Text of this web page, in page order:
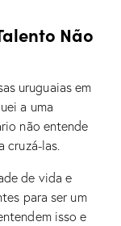
Não
uruguaias em
a uma
não entende
cruzá-las.
de vida e
para ser um
isso e